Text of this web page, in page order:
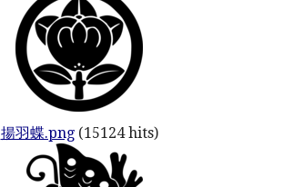
揚羽蝶.png(15124 hits)